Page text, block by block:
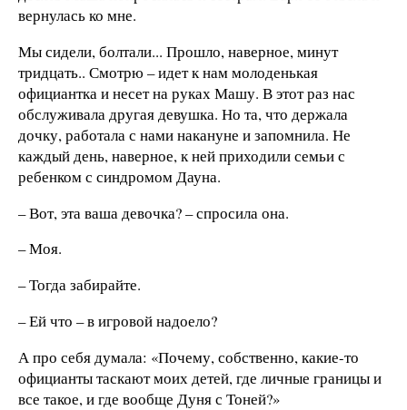
вернулась ко мне.
Мы сидели, болтали... Прошло, наверное, минут
тридцать.. Смотрю – идет к нам молоденькая
официантка и несет на руках Машу. В этот раз нас
обслуживала другая девушка. Но та, что держала
дочку, работала с нами накануне и запомнила. Не
каждый день, наверное, к ней приходили семьи с
ребенком с синдромом Дауна.
– Вот, эта ваша девочка? – спросила она.
– Моя.
– Тогда забирайте.
– Ей что – в игровой надоело?
А про себя думала: «Почему, собственно, какие-то
официанты таскают моих детей, где личные границы и
все такое, и где вообще Дуня с Тоней?»